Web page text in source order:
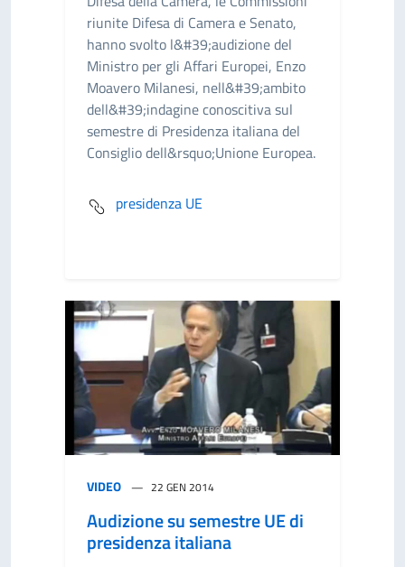
riunite Difesa di Camera e Senato,
hanno svolto l&#39;audizione del
Ministro per gli Affari Europei, Enzo
Moavero Milanesi, nell&#39;ambito
dell&#39;indagine conoscitiva sul
semestre di Presidenza italiana del
Consiglio dell&rsquo;Unione Europea.
presidenza UE
VIDEO 22 GEN 2014
Audizione su semestre UE di
presidenza italiana